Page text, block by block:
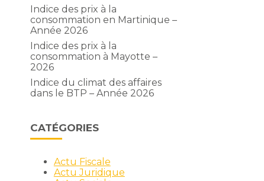
Indice des prix à la
consommation en Martinique –
Année 2026
Indice des prix à la
consommation à Mayotte –
2026
Indice du climat des affaires
dans le BTP – Année 2026
CATÉGORIES
Actu Fiscale
Actu Juridique